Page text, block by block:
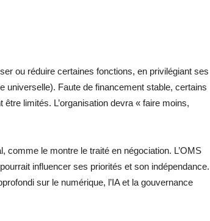
ou réduire certaines fonctions, en privilégiant ses
universelle). Faute de financement stable, certains
limités. L’organisation devra « faire moins,
comme le montre le traité en négociation. L’OMS
influencer ses priorités et son indépendance.
sur le numérique, l’IA et la gouvernance